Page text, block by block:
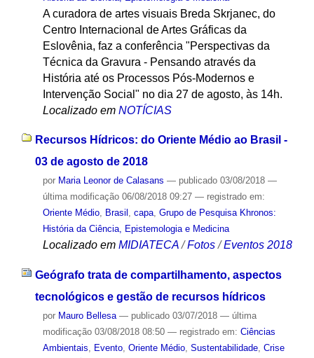
A curadora de artes visuais Breda Skrjanec, do
Centro Internacional de Artes Gráficas da
Eslovênia, faz a conferência "Perspectivas da
Técnica da Gravura - Pensando através da
História até os Processos Pós-Modernos e
Intervenção Social" no dia 27 de agosto, às 14h.
Localizado em NOTÍCIAS
Recursos Hídricos: do Oriente Médio ao Brasil -
03 de agosto de 2018
por Maria Leonor de Calasans — publicado03/08/2018 —
última modificação06/08/2018 09:27 — registrado em:
Oriente Médio, Brasil , capa, Grupo de Pesquisa Khronos:
História da Ciência, Epistemologia e Medicina
Localizado em MIDIATECA /Fotos /Eventos 2018
Geógrafo trata de compartilhamento, aspectos
tecnológicos e gestão de recursos hídricos
por Mauro Bellesa — publicado03/07/2018 — última
modificação03/08/2018 08:50 — registrado em: Ciências
Ambientais, Evento, Oriente Médio, Sustentabilidade, Crise